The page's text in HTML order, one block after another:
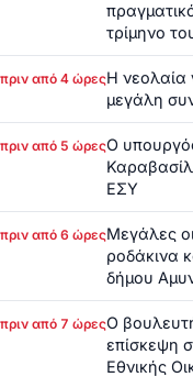
τρίμηνο
πριν από 4 ώρεςΗ νεολαία
μεγάλη
πριν από 5 ώρεςΟ
ΕΣΥ
πριν από 6 ώρεςΜεγάλες
ροδάκινα
δήμου
πριν από 7 ώρεςΟ
επίσκεψη
Εθνικής